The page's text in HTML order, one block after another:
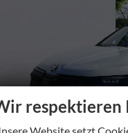
respektieren
Website setzt